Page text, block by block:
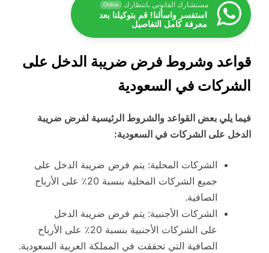
مستشارك القانوني بانتظارك Online
استفسر واسألنا! قم بتوكيلنا بعد
معرفة كامل التفاصيل
قواعد وشروط فرض ضريبة الدخل على
الشركات في السعودية
فيما يلي بعض القواعد والشروط الرئيسية لفرض ضريبة
الدخل على الشركات في السعودية:
الشركات المحلية: يتم فرض ضريبة الدخل على
جميع الشركات المحلية بنسبة 20٪ على الأرباح
الصافية.
الشركات الأجنبية: يتم فرض ضريبة الدخل
على الشركات الأجنبية بنسبة 20٪ على الأرباح
الصافية التي تحققت في المملكة العربية السعودية.